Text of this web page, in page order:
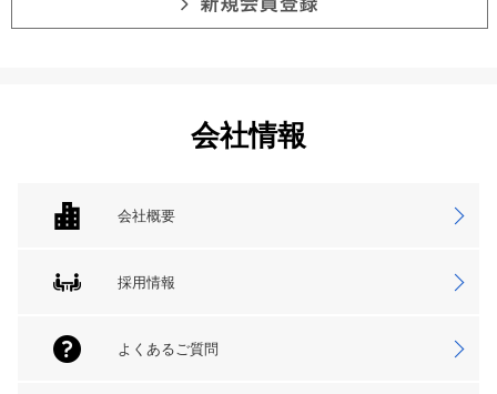
会社情報
会社概要
採用情報
よくあるご質問